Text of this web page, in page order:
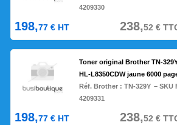
4209330
198,77 € HT 238,52 €
Toner original Brother TN-
HL-L8350CDW jaune 6000
Réf. Brother :TN-329Y – SKU
4209331
198,77 € HT 238,52 €